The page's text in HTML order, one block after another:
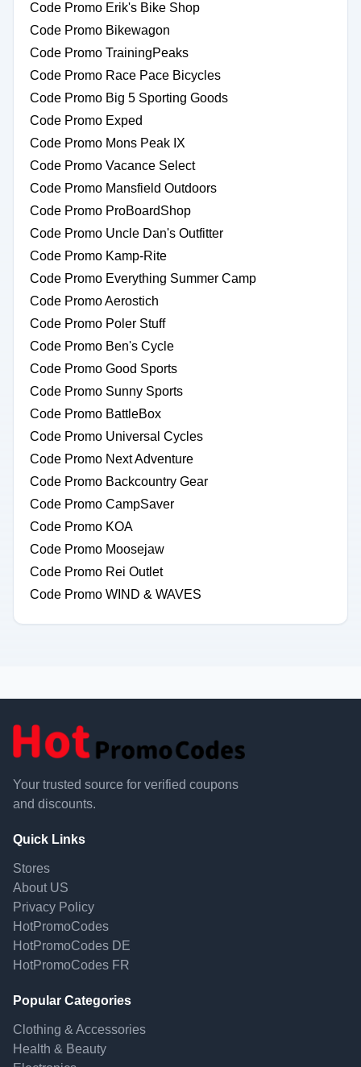
Code Promo Erik's Bike Shop
Code Promo Bikewagon
Code Promo TrainingPeaks
Code Promo Race Pace Bicycles
Code Promo Big 5 Sporting Goods
Code Promo Exped
Code Promo Mons Peak IX
Code Promo Vacance Select
Code Promo Mansfield Outdoors
Code Promo ProBoardShop
Code Promo Uncle Dan's Outfitter
Code Promo Kamp-Rite
Code Promo Everything Summer Camp
Code Promo Aerostich
Code Promo Poler Stuff
Code Promo Ben's Cycle
Code Promo Good Sports
Code Promo Sunny Sports
Code Promo BattleBox
Code Promo Universal Cycles
Code Promo Next Adventure
Code Promo Backcountry Gear
Code Promo CampSaver
Code Promo KOA
Code Promo Moosejaw
Code Promo Rei Outlet
Code Promo WIND & WAVES
Your trusted source for verified coupons
and discounts.
Quick Links
Stores
About US
Privacy Policy
HotPromoCodes
HotPromoCodes DE
HotPromoCodes FR
Popular Categories
Clothing & Accessories
Health & Beauty